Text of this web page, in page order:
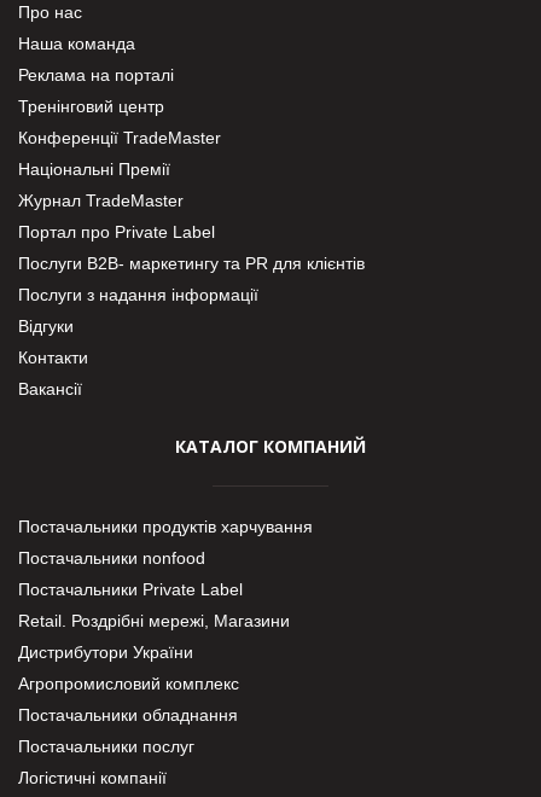
Про нас
Наша команда
Реклама на порталі
Тренінговий центр
Конференції TradeMaster
Національні Премії
Журнал TradeMaster
Портал про Private Label
Послуги В2В- маркетингу та PR для клієнтів
Послуги з надання інформації
Відгуки
Контакти
Вакансії
КАТАЛОГ КОМПАНИЙ
Постачальники продуктів харчування
Постачальники nonfood
Постачальники Private Label
Retail. Роздрібні мережі, Магазини
Дистрибутори України
Агропромисловий комплекс
Постачальники обладнання
Постачальники послуг
Логістичні компанії